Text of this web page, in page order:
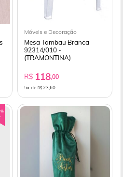
Móveis e Decoração
Mesa Tambau Branca
92314/010 -
(TRAMONTINA)
R$ 118,00
5x de R$ 23,60
%